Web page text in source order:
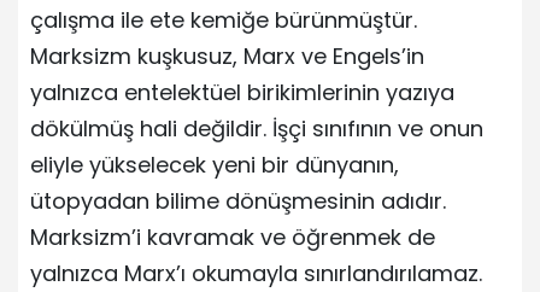
çalışma ile ete kemiğe bürünmüştür.
Marksizm kuşkusuz, Marx ve Engels’in
yalnızca entelektüel birikimlerinin yazıya
dökülmüş hali değildir. İşçi sınıfının ve onun
eliyle yükselecek yeni bir dünyanın,
ütopyadan bilime dönüşmesinin adıdır.
Marksizm’i kavramak ve öğrenmek de
yalnızca Marx’ı okumayla sınırlandırılamaz.